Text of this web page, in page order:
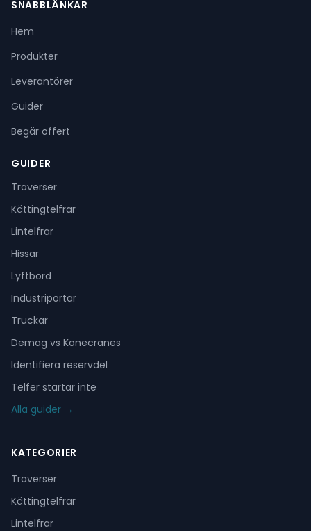
SNABBLÄNKAR
Hem
Produkter
Leverantörer
Guider
Begär offert
GUIDER
Traverser
Kättingtelfrar
Lintelfrar
Hissar
Lyftbord
Industriportar
Truckar
Demag vs Konecranes
Identifiera reservdel
Telfer startar inte
Alla guider →
KATEGORIER
Traverser
Kättingtelfrar
Lintelfrar